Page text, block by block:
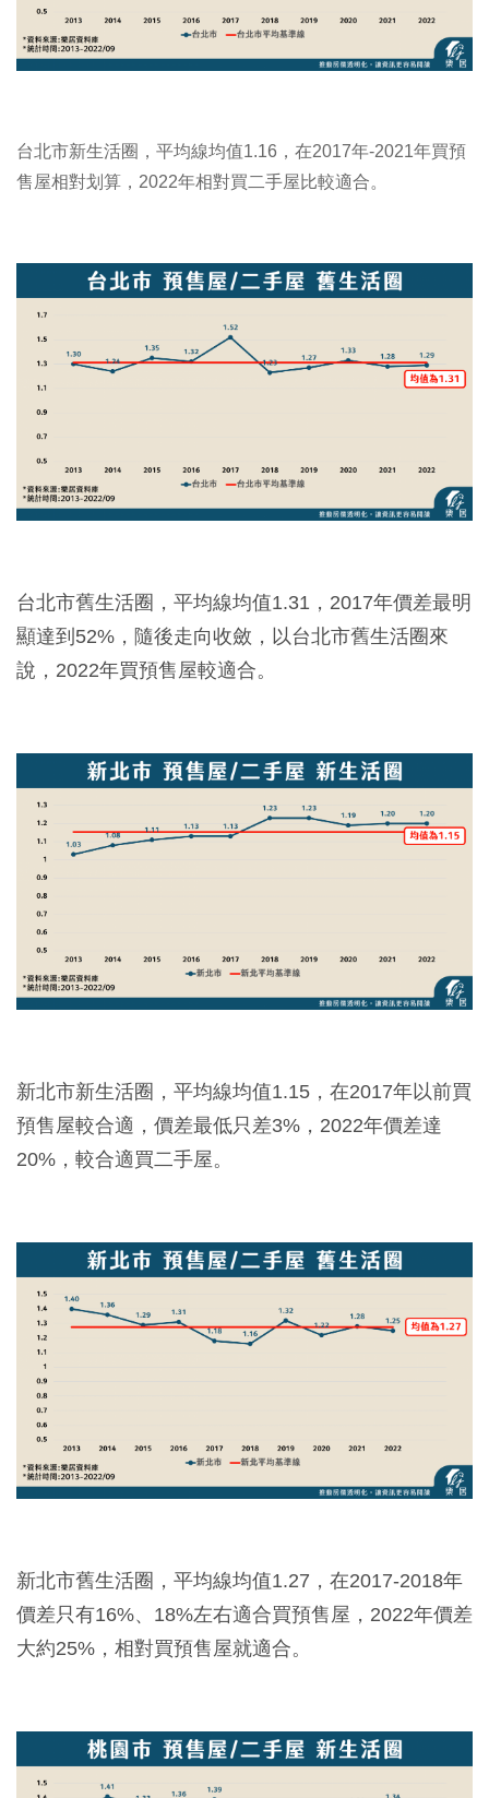
台北市新生活圈，平均線均值1.16，在2017年-2021年買預
售屋相對划算，2022年相對買二手屋比較適合。
台北市舊生活圈，平均線均值1.31，2017年價差最明
顯達到52%，隨後走向收斂，以台北市舊生活圈來
說，2022年買預售屋較適合。
新北市新生活圈，平均線均值1.15，在2017年以前買
預售屋較合適，價差最低只差3%，2022年價差達
20%，較合適買二手屋。
新北市舊生活圈，平均線均值1.27，在2017-2018年
價差只有16%、18%左右適合買預售屋，2022年價差
大約25%，相對買預售屋就適合。